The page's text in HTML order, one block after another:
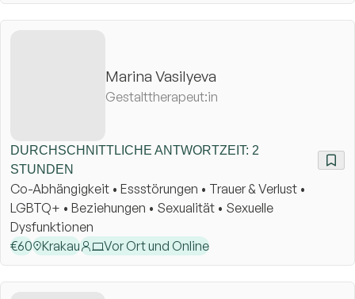
Marina Vasilyeva
Gestalttherapeut:in
DURCHSCHNITTLICHE ANTWORTZEIT: 2
STUNDEN
Co-Abhängigkeit • Essstörungen • Trauer & Verlust •
LGBTQ+ • Beziehungen • Sexualität • Sexuelle
Dysfunktionen
€60 Krakau Vor Ort und Online